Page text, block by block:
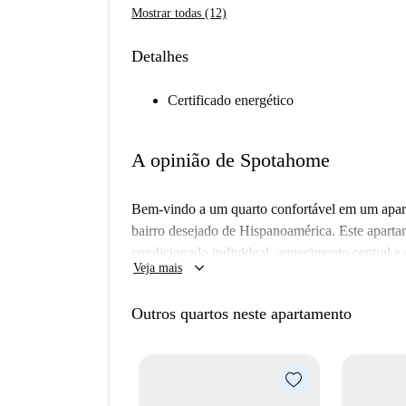
Mostrar todas (12)
Detalhes
Certificado energético
A opinião de Spotahome
Bem-vindo a um quarto confortável em um
bairro desejado de Hispanoamérica. Este
condicionado individual, aquecimento central
permitido fumar nem levar animais de
Levaduramadre e Marcelino, e atrações
Veja mais keyboard_arrow_down
Outros quartos neste apartamento